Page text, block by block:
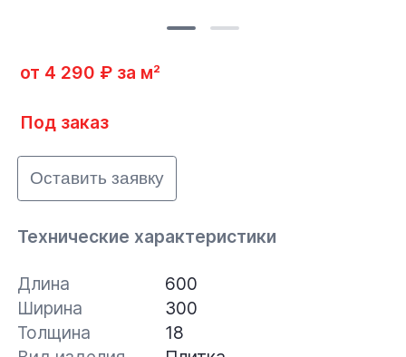
от 4 290 ₽ за м²
Под заказ
Оставить заявку
Технические характеристики
Длина
600
Ширина
300
Толщина
18